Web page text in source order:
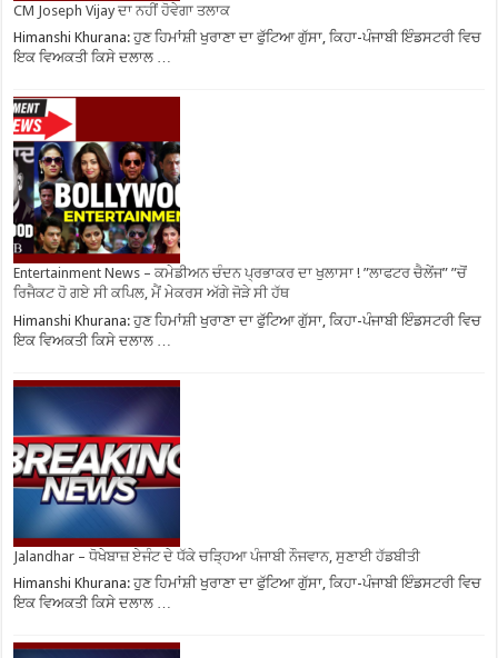
CM Joseph Vijay ਦਾ ਨਹੀਂ ਹੋਵੇਗਾ ਤਲਾਕ
Himanshi Khurana: ਹੁਣ ਹਿਮਾਂਸ਼ੀ ਖੁਰਾਣਾ ਦਾ ਫੁੱਟਿਆ ਗੁੱਸਾ, ਕਿਹਾ-ਪੰਜਾਬੀ ਇੰਡਸਟਰੀ ਵਿਚ
ਇਕ ਵਿਅਕਤੀ ਕਿਸੇ ਦਲਾਲ …
Entertainment News – ਕਮੇਡੀਅਨ ਚੰਦਨ ਪ੍ਰਭਾਕਰ ਦਾ ਖੁਲਾਸਾ ! ”ਲਾਫਟਰ ਚੈਲੇਂਜ” ”ਚੋਂ
ਰਿਜੈਕਟ ਹੋ ਗਏ ਸੀ ਕਪਿਲ, ਮੈਂ ਮੇਕਰਸ ਅੱਗੇ ਜੋੜੇ ਸੀ ਹੱਥ
Himanshi Khurana: ਹੁਣ ਹਿਮਾਂਸ਼ੀ ਖੁਰਾਣਾ ਦਾ ਫੁੱਟਿਆ ਗੁੱਸਾ, ਕਿਹਾ-ਪੰਜਾਬੀ ਇੰਡਸਟਰੀ ਵਿਚ
ਇਕ ਵਿਅਕਤੀ ਕਿਸੇ ਦਲਾਲ …
Jalandhar – ਧੋਖੇਬਾਜ਼ ਏਜੰਟ ਦੇ ਧੱਕੇ ਚੜ੍ਹਿਆ ਪੰਜਾਬੀ ਨੌਜਵਾਨ, ਸੁਣਾਈ ਹੱਡਬੀਤੀ
Himanshi Khurana: ਹੁਣ ਹਿਮਾਂਸ਼ੀ ਖੁਰਾਣਾ ਦਾ ਫੁੱਟਿਆ ਗੁੱਸਾ, ਕਿਹਾ-ਪੰਜਾਬੀ ਇੰਡਸਟਰੀ ਵਿਚ
ਇਕ ਵਿਅਕਤੀ ਕਿਸੇ ਦਲਾਲ …